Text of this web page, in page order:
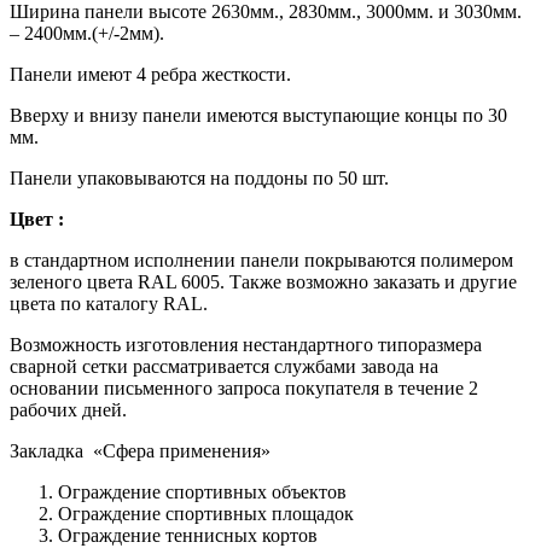
Ширина панели высоте 2630мм., 2830мм., 3000мм. и 3030мм.
– 2400мм.(+/-2мм).
Панели имеют 4 ребра жесткости.
Вверху и внизу панели имеются выступающие концы по 30
мм.
Панели упаковываются на поддоны по 50 шт.
Цвет :
в стандартном исполнении панели покрываются полимером
зеленого цвета RAL 6005. Также возможно заказать и другие
цвета по каталогу RAL.
Возможность изготовления нестандартного типоразмера
сварной сетки рассматривается службами завода на
основании письменного запроса покупателя в течение 2
рабочих дней.
Закладка «Сфера применения»
Ограждение спортивных объектов
Ограждение спортивных площадок
Ограждение теннисных кортов